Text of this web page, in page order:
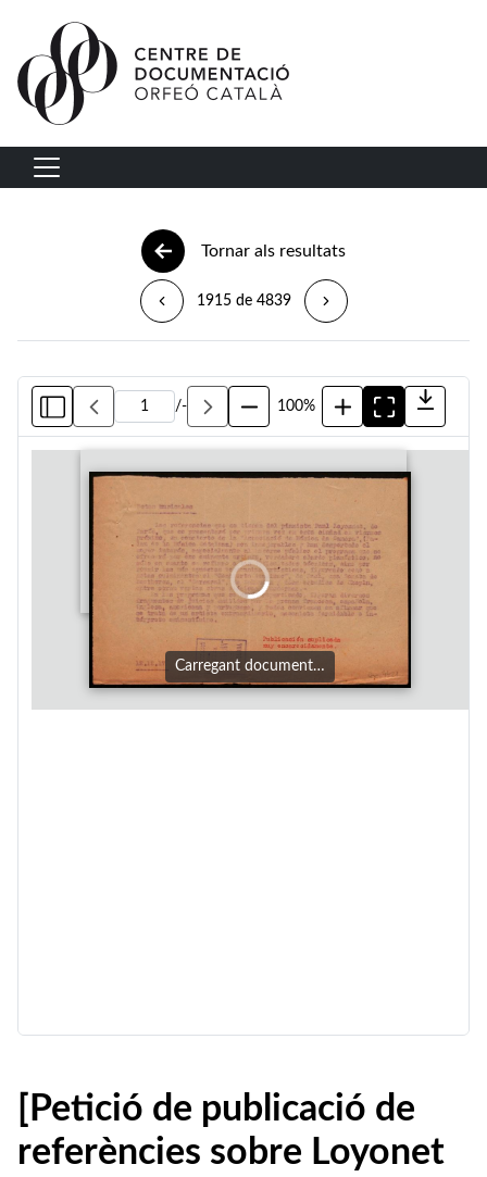
Vés al contingut
Navegació principal
Tornar als resultats
1915 de 4839
/- 100%
Carregant document…
[Petició de publicació de
referències sobre Loyonet